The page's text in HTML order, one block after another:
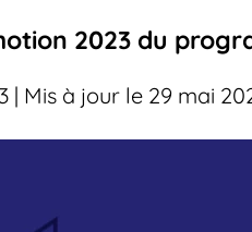
2023 du
| Mis à jour le 29 mai